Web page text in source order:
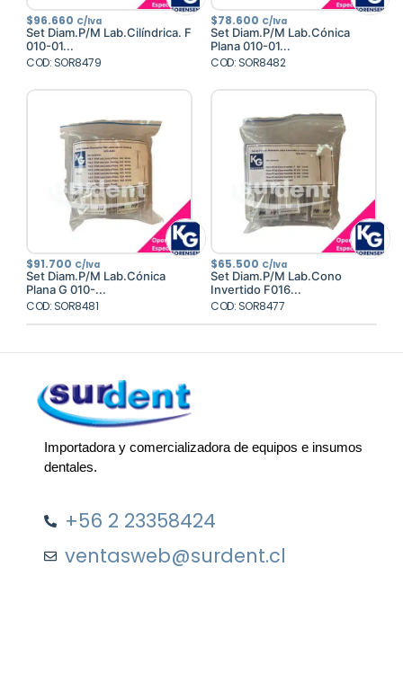
$96.660 C/Iva
Set Diam.P/M Lab.Cilíndrica. F
010-01...
COD: SOR8479
$78.600 C/Iva
Set Diam.P/M Lab.Cónica
Plana 010-01...
COD: SOR8482
$91.700 C/Iva
Set Diam.P/M Lab.Cónica
Plana G 010-...
COD: SOR8481
$65.500 C/Iva
Set Diam.P/M Lab.Cono
Invertido F016...
COD: SOR8477
Importadora y comercializadora de equipos e insumos
dentales.
+56 2 23358424
ventasweb@surdent.cl